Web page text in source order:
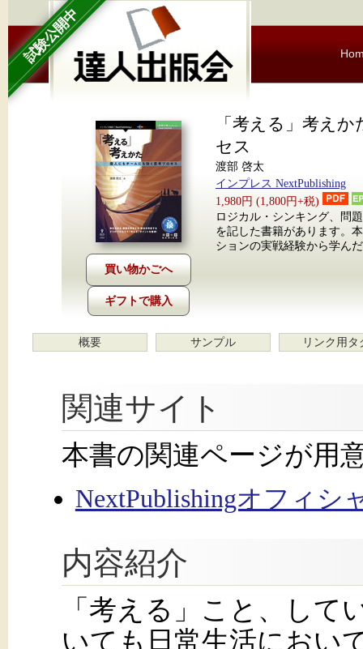
試験公開中
ギフトで購入
「考える」考え
セス
渡部 啓太
インプレス NextPublishing
1,980円 (1,800円+税)
ロジカル・シンキング、問
を記した書籍があります。
ションの実戦経験から学ん
概要 サンプル リンク用タ
関連サイト
本書の関連ページが用
NextPublishingオフィシ
内容紹介
「考える」こと、して
いても日常生活におい